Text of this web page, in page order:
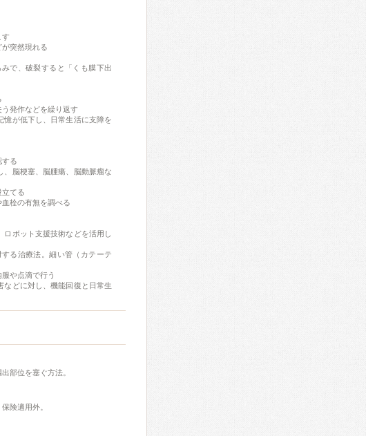
す
が突然現れる
で、破裂すると「くも膜下出
発作などを繰り返す
憶が低下し、日常生活に支障を
する
、脳梗塞、脳腫瘍、脳動脈瘤な
立てる
栓の有無を調べる
ロボット支援技術などを活用し
る治療法。細い管（カテーテ
や点滴で行う
などに対し、機能回復と日常生
部位を塞ぐ方法。
険適用外。